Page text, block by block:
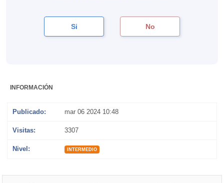
Si No
INFORMACIÓN
Publicado: mar 06 2024 10:48
Visitas: 3307
Nivel: INTERMEDIO